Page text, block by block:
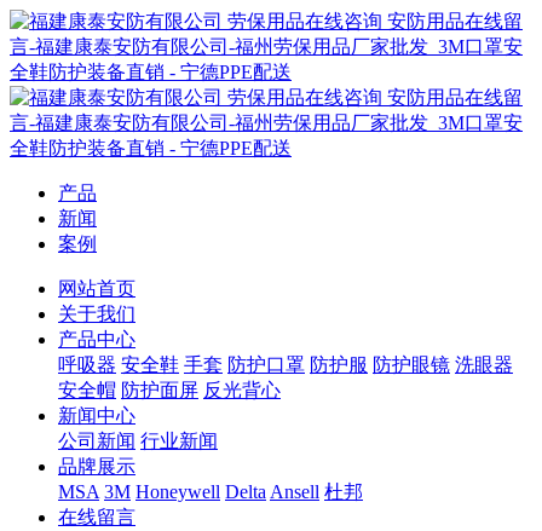
产品
新闻
案例
网站首页
关于我们
产品中心
呼吸器 安全鞋 手套 防护口罩 防护服 防护眼镜 洗眼器
安全帽 防护面屏 反光背心
新闻中心
公司新闻 行业新闻
品牌展示
MSA 3M Honeywell Delta Ansell 杜邦
在线留言